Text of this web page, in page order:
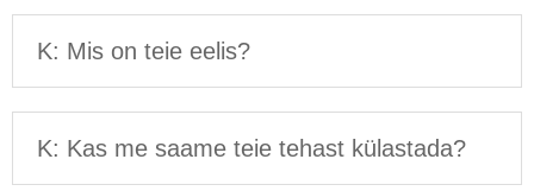
K: Mis on teie eelis?
K: Kas me saame teie tehast külastada?